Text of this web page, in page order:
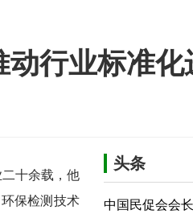
行业标准化
十余载，他
保检测技术
头条
中国民促会会